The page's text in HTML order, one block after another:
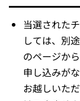
当選された
しては、別
のページか
申し込みが
お越しいた